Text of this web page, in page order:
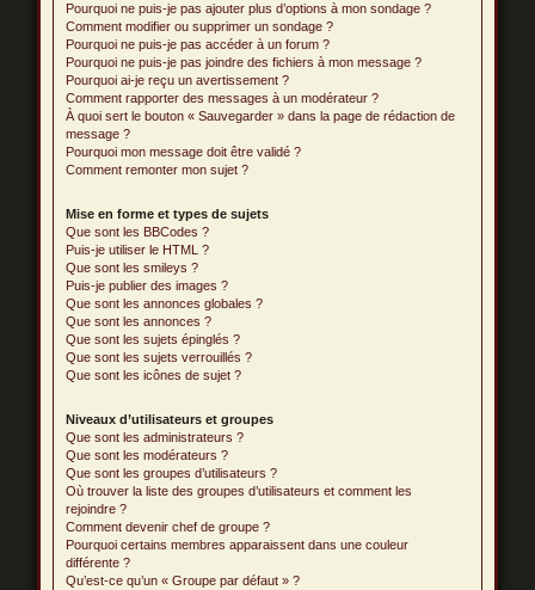
Pourquoi ne puis-je pas ajouter plus d’options à mon sondage ?
Comment modifier ou supprimer un sondage ?
Pourquoi ne puis-je pas accéder à un forum ?
Pourquoi ne puis-je pas joindre des fichiers à mon message ?
Pourquoi ai-je reçu un avertissement ?
Comment rapporter des messages à un modérateur ?
À quoi sert le bouton « Sauvegarder » dans la page de rédaction de
message ?
Pourquoi mon message doit être validé ?
Comment remonter mon sujet ?
Mise en forme et types de sujets
Que sont les BBCodes ?
Puis-je utiliser le HTML ?
Que sont les smileys ?
Puis-je publier des images ?
Que sont les annonces globales ?
Que sont les annonces ?
Que sont les sujets épinglés ?
Que sont les sujets verrouillés ?
Que sont les icônes de sujet ?
Niveaux d’utilisateurs et groupes
Que sont les administrateurs ?
Que sont les modérateurs ?
Que sont les groupes d’utilisateurs ?
Où trouver la liste des groupes d’utilisateurs et comment les
rejoindre ?
Comment devenir chef de groupe ?
Pourquoi certains membres apparaissent dans une couleur
différente ?
Qu’est-ce qu’un « Groupe par défaut » ?